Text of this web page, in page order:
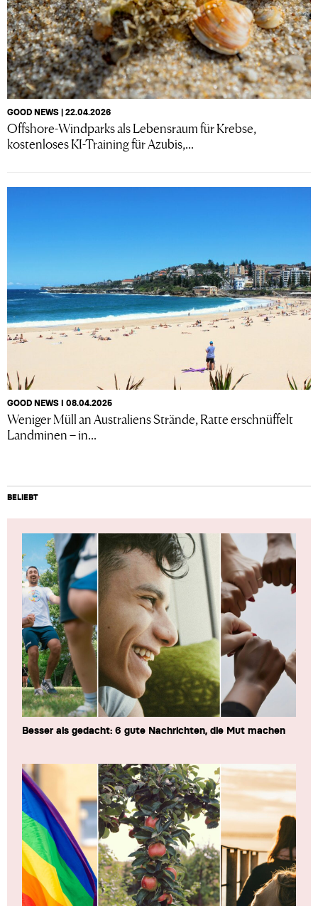
GOOD NEWS | 22.04.2026
Offshore-Windparks als Lebensraum für Krebse,
kostenloses KI-Training für Azubis,...
GOOD NEWS I 08.04.2025
Weniger Müll an Australiens Strände, Ratte erschnüffelt
Landminen – in...
BELIEBT
Besser als gedacht: 6 gute Nachrichten, die Mut machen